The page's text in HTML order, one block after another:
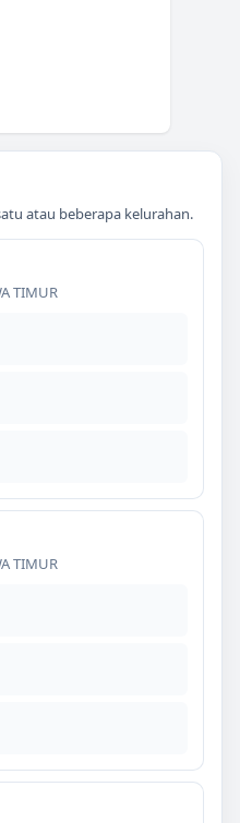
atau beberapa kelurahan.
TIMUR
TIMUR